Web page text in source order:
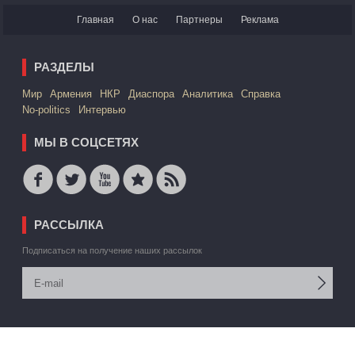
Главная О нас Партнеры Реклама
РАЗДЕЛЫ
Mир Армения НКР Диаспора Аналитика
Справка
No-politics
Интервью
МЫ В СОЦСЕТЯХ
РАССЫЛКА
Подписаться на получение наших рассылок